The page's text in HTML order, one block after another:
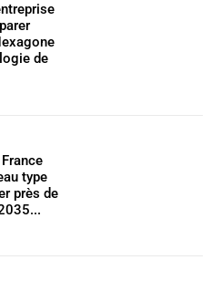
de
type
près de